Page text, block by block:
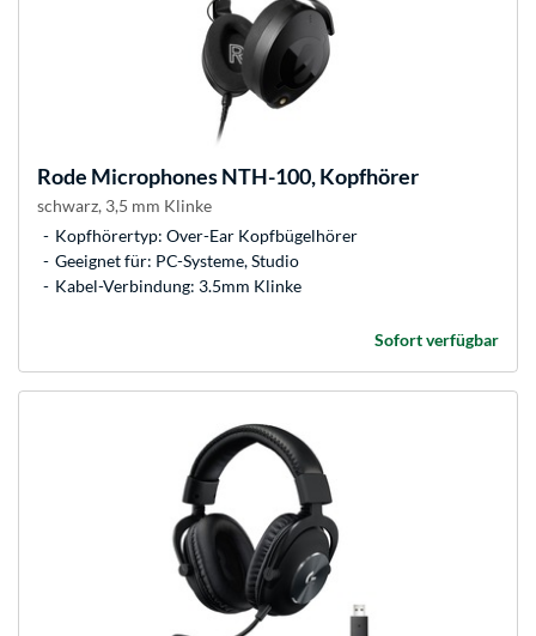
Rode MicrophonesNTH-100, Kopfhörer
schwarz, 3,5 mm Klinke
Kopfhörertyp: Over-Ear Kopfbügelhörer
Geeignet für: PC-Systeme, Studio
Kabel-Verbindung: 3.5mm Klinke
Sofort verfügbar